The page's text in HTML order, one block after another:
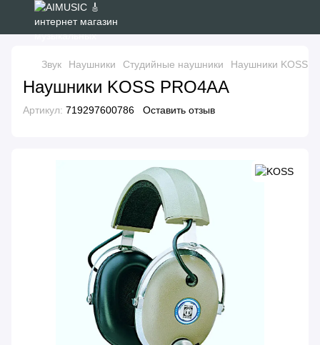
Звук Наушники Студийные наушники Наушники KOSS
Наушники KOSS PRO4AA
Артикул: 719297600786 Оставить отзыв